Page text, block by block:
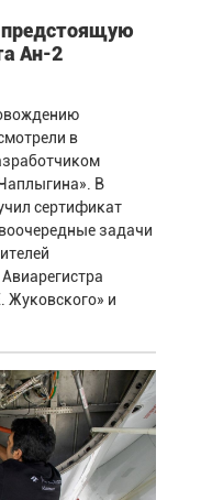
предстоящую
Ан-2
в
В
сертификат
задачи
Жуковского» и